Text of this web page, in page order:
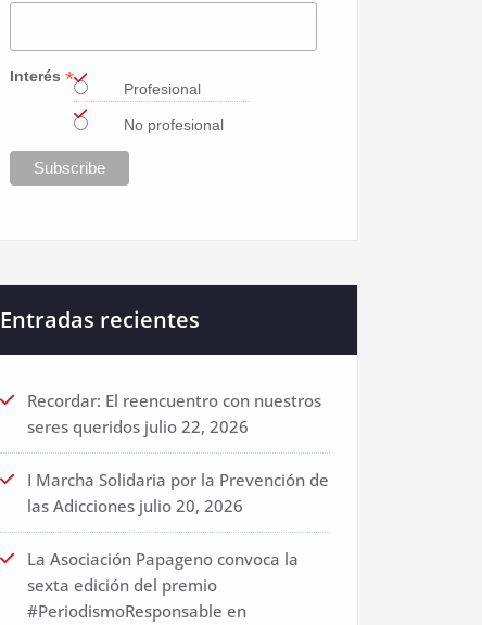
Interés* Profesional
No profesional
Entradas recientes
Recordar: El reencuentro con nuestros
seres queridos julio 22, 2026
I Marcha Solidaria por la Prevención de
las Adicciones julio 20, 2026
La Asociación Papageno convoca la
sexta edición del premio
#PeriodismoResponsable en